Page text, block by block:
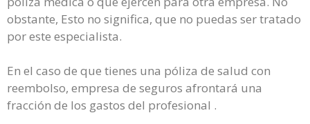
obstante, Esto no significa, que no puedas ser tratado
por este especialista.
En el caso de que tienes una póliza de salud con
reembolso, empresa de seguros afrontará una
fracción de los gastos del profesional .